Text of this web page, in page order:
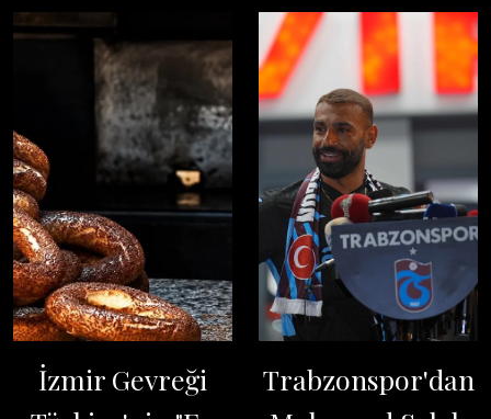
İzmir Gevreği
Trabzonspor'dan